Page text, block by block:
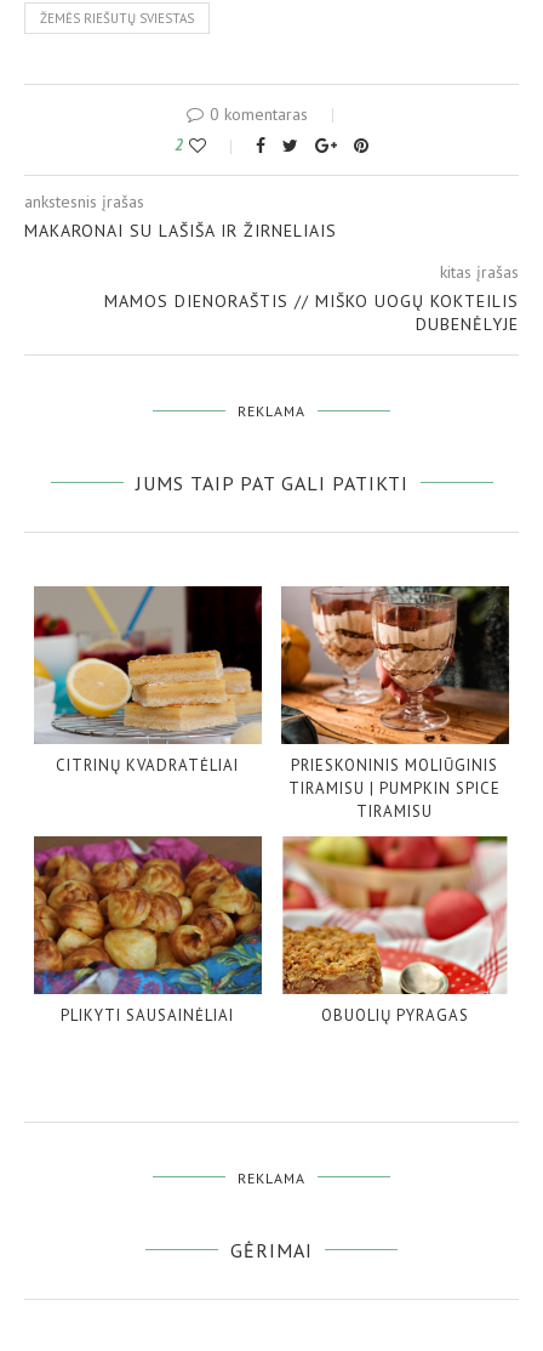
ŽEMĖS RIEŠUTŲ SVIESTAS
0 komentaras
2
ankstesnis įrašas
MAKARONAI SU LAŠIŠA IR ŽIRNELIAIS
kitas įrašas
MAMOS DIENORAŠTIS // MIŠKO UOGŲ KOKTEILIS
DUBENĖLYJE
REKLAMA
JUMS TAIP PAT GALI PATIKTI
CITRINŲ KVADRATĖLIAI
PRIESKONINIS MOLIŪGINIS
TIRAMISU | PUMPKIN SPICE
TIRAMISU
PLIKYTI SAUSAINĖLIAI OBUOLIŲ PYRAGAS
REKLAMA
GĖRIMAI